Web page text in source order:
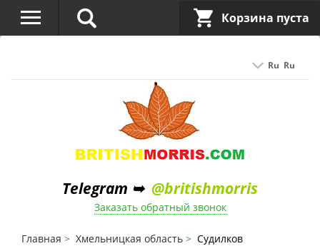
Ru Ru
Telegram ➥ @britishmorris
Заказать обратный звонок
Корзина пуста
Главная Хмельницкая область
Судилков